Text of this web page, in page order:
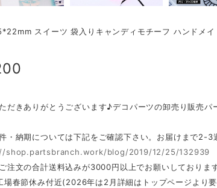
スイーツ 袋入りキャンディモチーフ ハンドメ
だきありがとうございます♪デコパーツの卸売り販売パ
・納期については下記をご確認下さい。お届けまで2-3
shop.partsbranch.work/blog/2019/12/25/132939
注文の合計送料込みが3000円以上でお願いしております
場春節休み付近(2026年は2月詳細はトップページより